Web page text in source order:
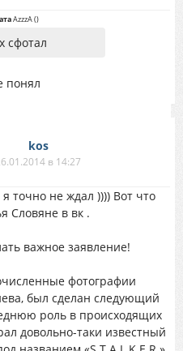
AzzzA()
сфотал
понял
kos
в 14:27
я точно не ждал )))) Вот что
Словяне в вк .
важное заявление!
фотографии
был сделан следующий
роль в происходящих
довольно-таки известный